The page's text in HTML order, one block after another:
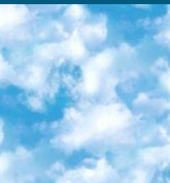
предмет, освобождаются от экзамена; по соответствующим предметам запланирована итоговая государственная аттестация за день до дня, путем жеребьевки Рабочей группой (в письменной форме по предметам, проводимым в форме) из числа сформированных вариантов выбрано 2 варианта; 2 выбранных варианта экзамена анонсированы на официальном сайте министерства и все выпускники по всей стране на основе этих вариантов проводит итоговую государственную аттестацию. 6. Государственное образование учащихся средних общеобразовательных учреждений. знания в соответствии с квалификационными требованиями, которые необходимо приобрести на основании стандартов итоговый (выпускной) контроль для 9 и 11 классов в целях тестирования Экзамены (далее – экзамены) состоят из предметов, перечисленных в приложении 1. будет сделано. 7. Экзамены пройдут с 26 мая по 15 июня 2024 г. (кроме науки физического воспитания). 8. Физическая для учащихся 9 классов общесредних образовательных учреждений. Экзамены по предмету «Образование, квалификация медицина» 1-6 мая 2024 года. сотрудники перевести под присмотр (с отклонениями в физическом или умственном развитии) специализированная школа для детей, школы-интернаты и со сколиозом школы-интернаты санаторного типа для больных детей исключены). 9. Он был слепым, слабовидящим и имел нарушения опорно-двигательного аппарата. экзамены в специализированных школах и интернатах для детей должны проводиться исходя из требований, предъявляемых к общеобразовательным учреждениям (физкультура кроме науки). 10. Специализированная школа для глухих и слабослышащих детей. и экзамены в интернатах и быть реализован в виде письменного теста по математике. 11. Специальность для умственно отсталых детей. Для 9 класса Родной язык и литературное письмо Государственный язык (язык обучения – узбекский). для неклассов) написано Математическое письмо Письменная/устная история Узбекистана Физическое воспитание практично Итоговый контроль Для 11 класса Написание родного языка и литературы (эссе) Математическое письмо Узбекский язык (обучение на узбекском языке) не посещающее общее среднее образование для учреждений)/Образовательное учреждение выбор письменный и устный Иностранный язык письменный/устный Письменная/устная история Узбекистана *По выбору студента:  Химия  Физика  Основы государственного права  География 10 бесплатных